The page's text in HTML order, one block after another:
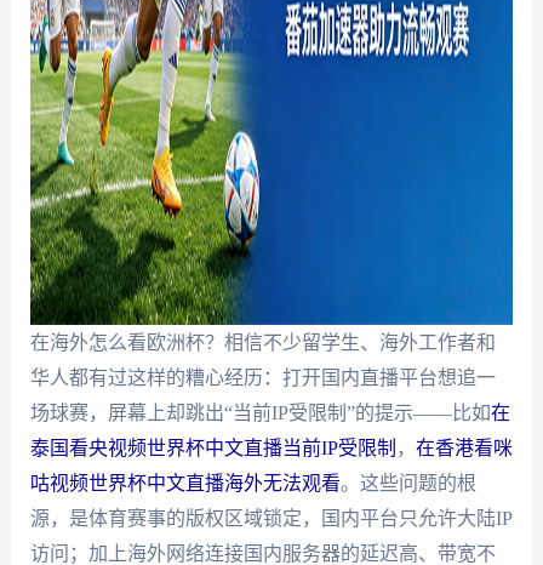
在海外怎么看欧洲杯？相信不少留学生、海外工作者和
华人都有过这样的糟心经历：打开国内直播平台想追一
场球赛，屏幕上却跳出“当前IP受限制”的提示——比如在
泰国看央视频世界杯中文直播当前IP受限制 ， 在香港看咪
咕视频世界杯中文直播海外无法观看。这些问题的根
源，是体育赛事的版权区域锁定，国内平台只允许大陆IP
访问；加上海外网络连接国内服务器的延迟高、带宽不